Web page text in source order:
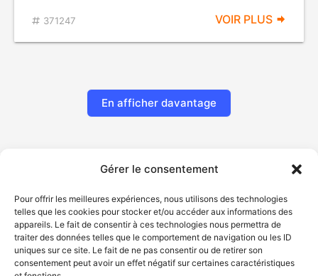
Gérer le consentement
Pour offrir les meilleures expériences, nous utilisons des technologies
telles que les cookies pour stocker et/ou accéder aux informations des
appareils. Le fait de consentir à ces technologies nous permettra de
traiter des données telles que le comportement de navigation ou les ID
uniques sur ce site. Le fait de ne pas consentir ou de retirer son
consentement peut avoir un effet négatif sur certaines caractéristiques
371247 VOIR PLUS
En afficher davantage
© Gouvernement du Québec, 2026